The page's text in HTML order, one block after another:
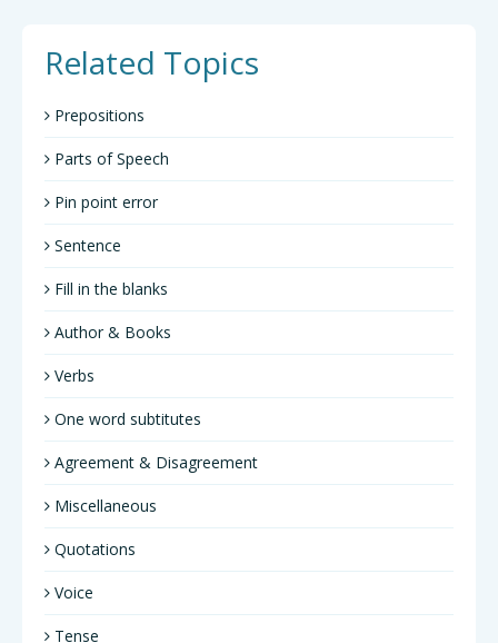
Related Topics
Prepositions
Parts of Speech
Pin point error
Sentence
Fill in the blanks
Author & Books
Verbs
One word subtitutes
Agreement & Disagreement
Miscellaneous
Quotations
Voice
Tense